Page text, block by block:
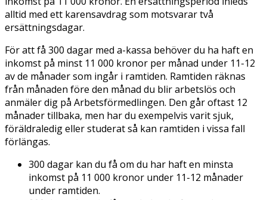
alltid med ett karensavdrag som motsvarar två
ersättningsdagar.
För att få 300 dagar med a-kassa behöver du ha haft en
inkomst på minst 11 000 kronor per månad under 11-12
av de månader som ingår i ramtiden. Ramtiden räknas
från månaden före den månad du blir arbetslös och
anmäler dig på Arbetsförmedlingen. Den går oftast 12
månader tillbaka, men har du exempelvis varit sjuk,
föräldraledig eller studerat så kan ramtiden i vissa fall
förlängas.
300 dagar kan du få om du har haft en minsta
inkomst på 11 000 kronor under 11-12 månader
under ramtiden.